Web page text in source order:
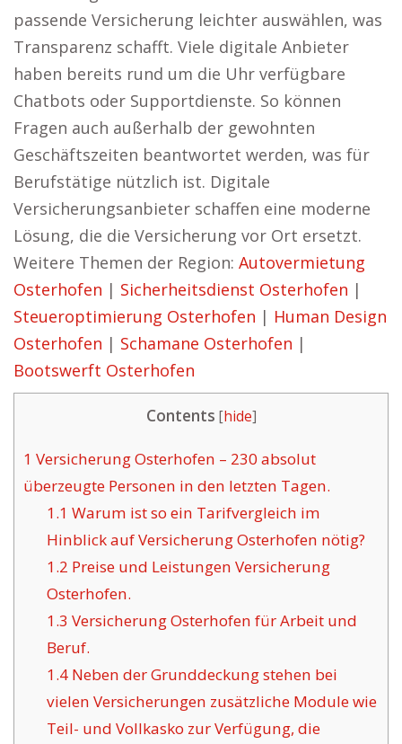
passende Versicherung leichter auswählen, was
Transparenz schafft. Viele digitale Anbieter
haben bereits rund um die Uhr verfügbare
Chatbots oder Supportdienste. So können
Fragen auch außerhalb der gewohnten
Geschäftszeiten beantwortet werden, was für
Berufstätige nützlich ist. Digitale
Versicherungsanbieter schaffen eine moderne
Lösung, die die Versicherung vor Ort ersetzt.
Weitere Themen der Region: Autovermietung
Osterhofen | Sicherheitsdienst Osterhofen |
Steueroptimierung Osterhofen | Human Design
Osterhofen | Schamane Osterhofen |
Bootswerft Osterhofen
Contents [hide]
1 Versicherung Osterhofen – 230 absolut
überzeugte Personen in den letzten Tagen.
1.1 Warum ist so ein Tarifvergleich im
Hinblick auf Versicherung Osterhofen nötig?
1.2 Preise und Leistungen Versicherung
Osterhofen.
1.3 Versicherung Osterhofen für Arbeit und
Beruf.
1.4Neben der Grunddeckung stehen bei
vielen Versicherungen zusätzliche Module wie
Teil- und Vollkasko zur Verfügung, die